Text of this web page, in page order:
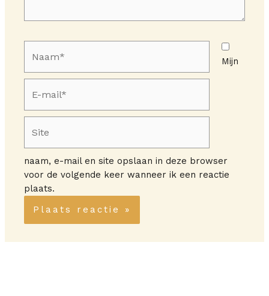
mail*
Mijn
naam, e-mail en site opslaan in deze browser
voor de volgende keer wanneer ik een reactie
plaats.